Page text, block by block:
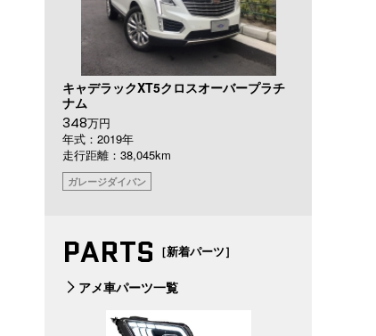
キャデラックXT5クロスオーバープラチ
ナム
348万円
年式：2019年
走行距離：38,045km
ガレージダイバン
PARTS ［新着パーツ］
アメ車パーツ一覧